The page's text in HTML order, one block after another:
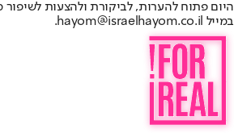
היום פתוח להערות, לביקורת ולהצעות לשיפור
במייל hayom@israelhayom.co.il.